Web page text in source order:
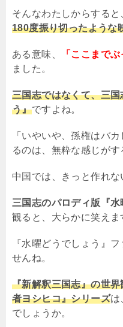
そんなわたしからする
180度振り切ったような
ある意味、 「ここまで
ました。
三国志ではなくて、三
う』ですよね。
「いやいや、孫権はバ
るのは、無粋な感じがす
中国では、きっと作れな
三国志のパロディ版『水
観ると、大らかに笑えま
『水曜どうでしょう』
せんね。
『新解釈三国志』の世
者ヨシヒコ』シリーズは
でしょうか。